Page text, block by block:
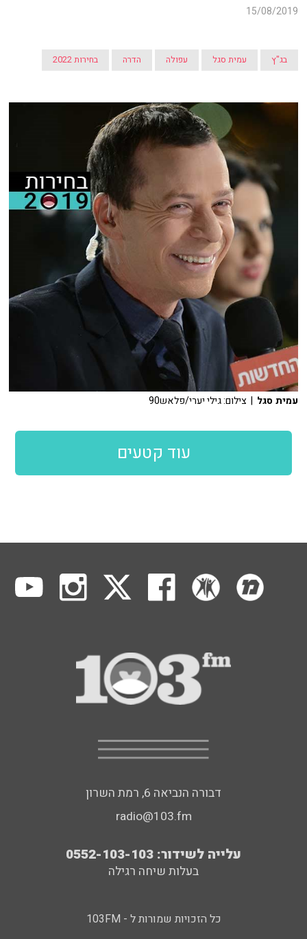
15/08/2019
בג"ץ עמית סגל עפולה הדרה בחירות 2022
עמית סגל | צילום: גילי יערי/פלאש90
עוד קטעים
דבורה הנביאה 6, רמת השרון
radio@103.fm
עלייה לשידור: 0552-103-103
בעלות שיחה רגילה
כל הזכויות שמורות ל - 103FM